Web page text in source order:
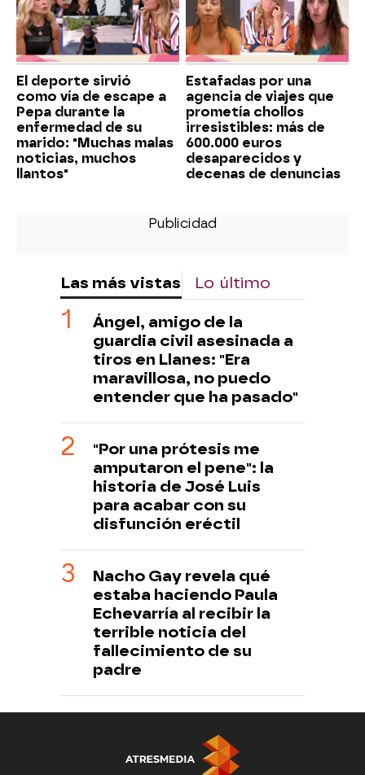
El deporte sirvió
como vía de escape a
Pepa durante la
enfermedad de su
marido: "Muchas malas
noticias, muchos
llantos"
Estafadas por una
agencia de viajes que
prometía chollos
irresistibles: más de
600.000 euros
desaparecidos y
decenas de denuncias
Las más vistas Lo último
Ángel, amigo de la
guardia civil asesinada a
tiros en Llanes: "Era
maravillosa, no puedo
entender que ha pasado"
"Por una prótesis me
amputaron el pene": la
historia de José Luis
para acabar con su
disfunción eréctil
Nacho Gay revela qué
estaba haciendo Paula
Echevarría al recibir la
terrible noticia del
fallecimiento de su
padre